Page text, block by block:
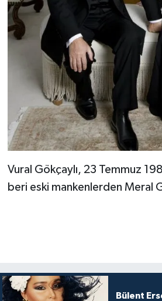
Vural Gökçaylı, 23 Temmuz
beri eski mankenlerden Meral
Bülent